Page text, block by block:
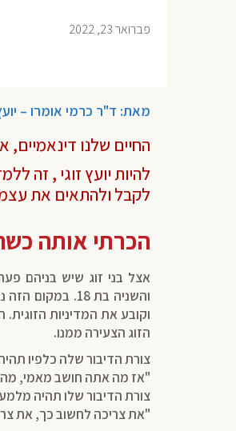
פברואר 23, 2022
מאת: ד"ר כרמי אומרו –
החיים שלנו
להיות יועץ זוגי , זה
לקבל ולהתאים את
הכרתי אותה
והשניה בת 18.
וקובע את המדיניות
הזוג הצעירה ממנו.
צורת הדיבור שלה כלפיו
"אז מה אתה חושב מאמי,
צורת הדיבור שלו תהיה
"את צריכה לחשוב כך, את